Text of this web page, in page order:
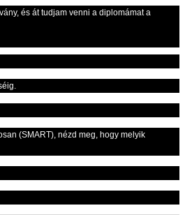
és át tudjam venni a diplomámat a
(SMART), nézd meg, hogy melyik